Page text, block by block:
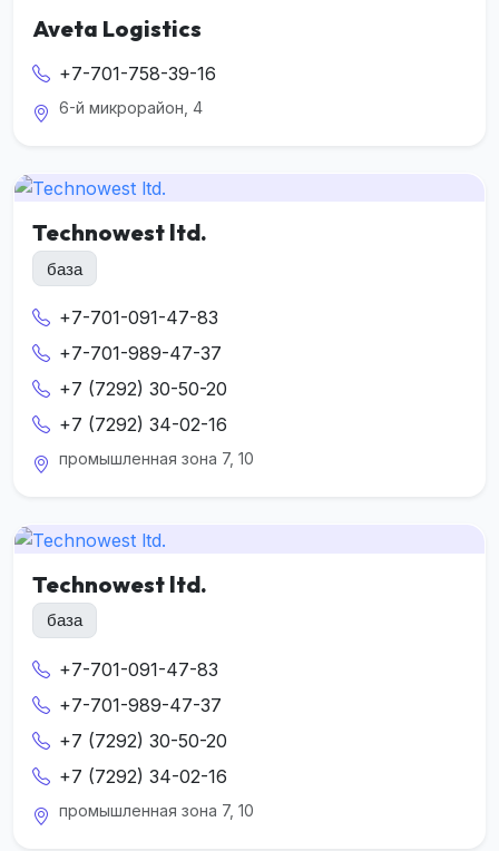
Aveta Logistics
+7-701-758-39-16
6-й микрорайон, 4
Technowest ltd.
база
+7-701-091-47-83
+7-701-989-47-37
+7 (7292) 30-50-20
+7 (7292) 34-02-16
промышленная зона 7, 10
Technowest ltd.
база
+7-701-091-47-83
+7-701-989-47-37
+7 (7292) 30-50-20
+7 (7292) 34-02-16
промышленная зона 7, 10